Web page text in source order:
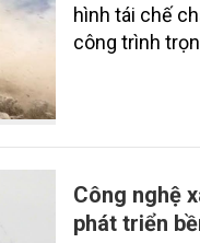
hình tái chế
công trình
Công nghệ
phát triển